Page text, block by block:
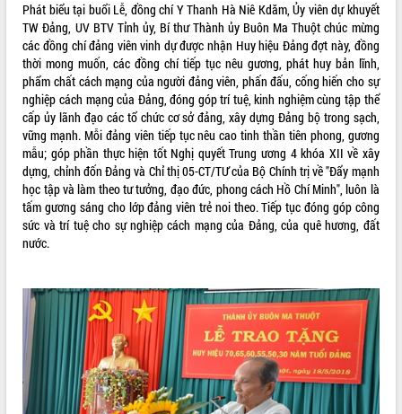
Tất cả:
66132861
Phát biểu tại buổi Lễ, đồng chí Y Thanh Hà Niê Kdăm, Ủy viên dự khuyết
TW Đảng, UV BTV Tỉnh ủy, Bí thư Thành ủy Buôn Ma Thuột chúc mừng
các đồng chí đảng viên vinh dự được nhận Huy hiệu Đảng đợt này, đồng
thời mong muốn, các đồng chí tiếp tục nêu gương, phát huy bản lĩnh,
phẩm chất cách mạng của người đảng viên, phấn đấu, cống hiến cho sự
nghiệp cách mạng của Đảng, đóng góp trí tuệ, kinh nghiệm cùng tập thể
cấp ủy lãnh đạo các tổ chức cơ sở đảng, xây dựng Đảng bộ trong sạch,
vững mạnh. Mỗi đảng viên tiếp tục nêu cao tinh thần tiên phong, gương
mẫu; góp phần thực hiện tốt Nghị quyết Trung ương 4 khóa XII về xây
dựng, chỉnh đốn Đảng và Chỉ thị 05-CT/TƯ của Bộ Chính trị về "Đẩy mạnh
học tập và làm theo tư tưởng, đạo đức, phong cách Hồ Chí Minh", luôn là
tấm gương sáng cho lớp đảng viên trẻ noi theo. Tiếp tục đóng góp công
sức và trí tuệ cho sự nghiệp cách mạng của Đảng, của quê hương, đất
nước.